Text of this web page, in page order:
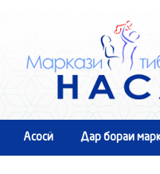
Асосӣ Дар бораи